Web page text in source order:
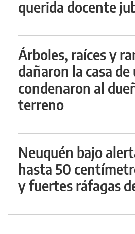
querida docente
Árboles, raíces y
dañaron la casa
condenaron al
terreno
Neuquén bajo
hasta 50
y fuertes ráfagas